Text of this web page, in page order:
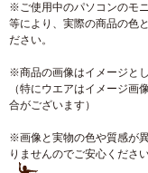
※ご使用中のパソコンのモ
等により、実際の商品の色
ださい。
※商品の画像はイメージと
（特にウエアはイメージ画
合がございます）
※画像と実物の色や質感が
りませんのでご安心ください